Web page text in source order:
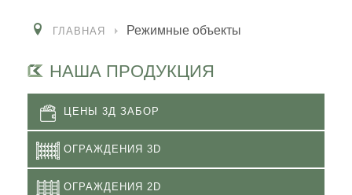
ГЛАВНАЯ Режимные объекты
НАША ПРОДУКЦИЯ
ЦЕНЫ 3Д ЗАБОР
ОГРАЖДЕНИЯ 3D
ОГРАЖДЕНИЯ 2D